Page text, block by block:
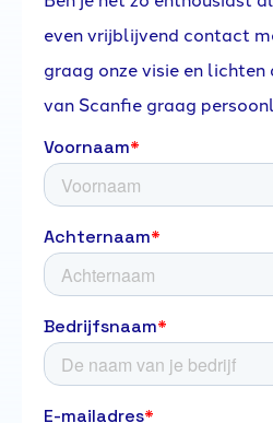
even vrijblijvend contact
graag onze visie en
van Scanfie graag